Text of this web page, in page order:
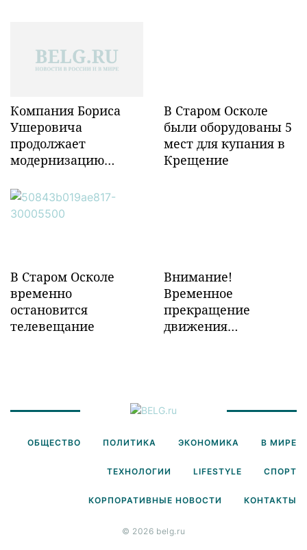
Компания Бориса
Ушеровича
продолжает
модернизацию
инфраструктуры в
Забайкалье
В Старом Осколе
были оборудованы 5
мест для купания в
Крещение
В Старом Осколе
временно
остановится
телевещание
Внимание!
Временное
прекращение
движения
ОБЩЕСТВО ПОЛИТИКА ЭКОНОМИКА В МИРЕ
ТЕХНОЛОГИИ LIFESTYLE СПОРТ
КОРПОРАТИВНЫЕ НОВОСТИ КОНТАКТЫ
© 2026 belg.ru